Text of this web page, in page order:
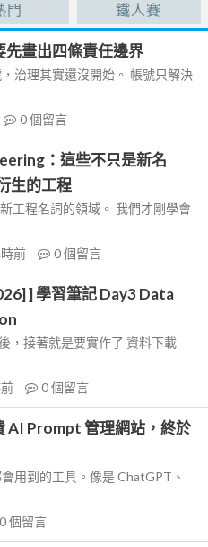
門 鐵人賽
畫出四條責任邊界
治理其實還沒開始。 帳號只解決
0個留言
：這些不只是新名
生的工程
工程名詞的領域。 我們才剛學會
前 0個留言
] 學習筆記 Day3 Data
，接著就是要實作了 資料下載
0個留言
AI Prompt 管理網站，終於
用到的工具。像是 ChatGPT、
0個留言